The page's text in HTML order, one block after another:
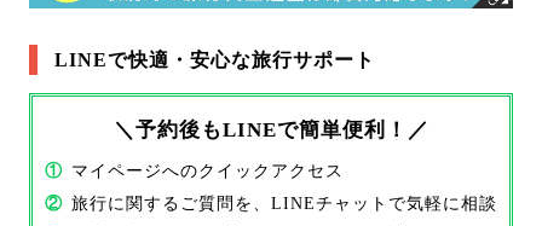
LINEで快適・安心な旅行サポート
＼予約後もLINEで簡単便利！／
① マイページへのクイックアクセス
② 旅行に関するご質問を、LINEチャットで気軽に相談